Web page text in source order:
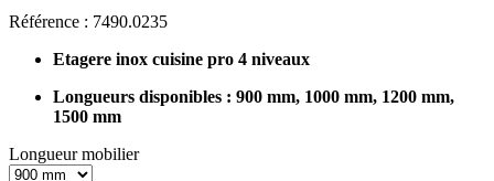
Référence : 7490.0235
Etagere inox cuisine pro 4 niveaux
Longueurs disponibles : 900 mm, 1000 mm, 1200 mm,
1500 mm
Longueur mobilier